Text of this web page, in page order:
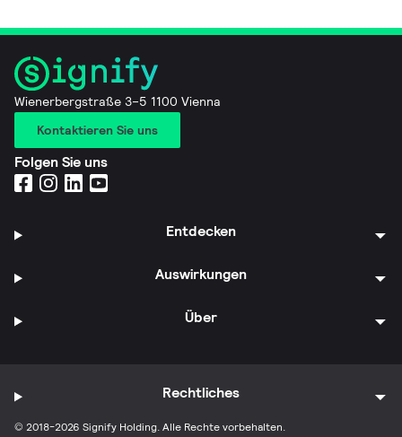
Wienerbergstraße 3–5 1100 Vienna
Kontaktieren Sie uns
Folgen Sie uns
Entdecken
Auswirkungen
Über
© 2018-2026 Signify Holding. Alle Rechte vorbehalten.
Rechtliches